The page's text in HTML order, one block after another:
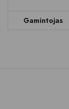
Gamintojas